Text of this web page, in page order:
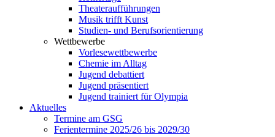
Theateraufführungen
Musik trifft Kunst
Studien- und Berufsorientierung
Wettbewerbe
Vorlesewettbewerbe
Chemie im Alltag
Jugend debattiert
Jugend präsentiert
Jugend trainiert für Olympia
Aktuelles
Termine am GSG
Ferientermine 2025/26 bis 2029/30